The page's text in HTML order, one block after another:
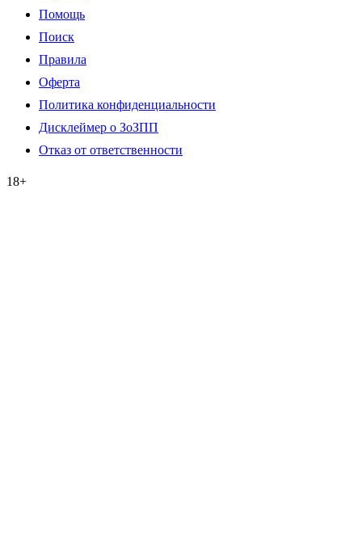
Помощь
Поиск
Правила
Оферта
Политика конфиденциальности
Дисклеймер о ЗоЗПП
Отказ от ответственности
18+